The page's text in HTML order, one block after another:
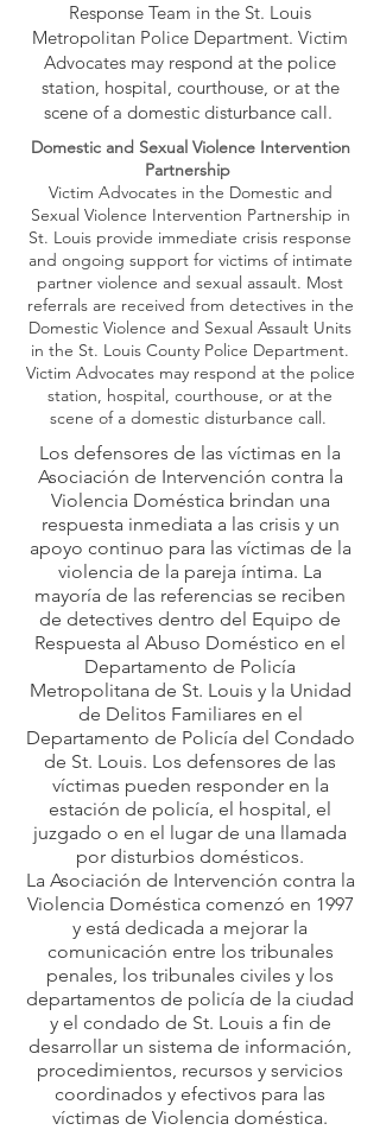
Response Team in the St. Louis
Metropolitan Police Department. Victim
Advocates may respond at the police
station, hospital, courthouse, or at the
scene of a domestic disturbance call.
Domestic and Sexual Violence Intervention
Partnership
Victim Advocates in the Domestic and
Sexual Violence Intervention Partnership in
St. Louis provide immediate crisis response
and ongoing support for victims of intimate
partner violence and sexual assault. Most
referrals are received from detectives in the
Domestic Violence and Sexual Assault Units
in the St. Louis County Police Department.
Victim Advocates may respond at the police
station, hospital, courthouse, or at the
scene of a domestic disturbance call.
Los defensores de las víctimas en la
Asociación de Intervención contra la
Violencia Doméstica brindan una
respuesta inmediata a las crisis y un
apoyo continuo para las víctimas de la
violencia de la pareja íntima. La
mayoría de las referencias se reciben
de detectives dentro del Equipo de
Respuesta al Abuso Doméstico en el
Departamento de Policía
Metropolitana de St. Louis y la Unidad
de Delitos Familiares en el
Departamento de Policía del Condado
de St. Louis. Los defensores de las
víctimas pueden responder en la
estación de policía, el hospital, el
juzgado o en el lugar de una llamada
por disturbios domésticos.
La Asociación de Intervención contra la
Violencia Doméstica comenzó en 1997
y está dedicada a mejorar la
comunicación entre los tribunales
penales, los tribunales civiles y los
departamentos de policía de la ciudad
y el condado de St. Louis a fin de
desarrollar un sistema de información,
procedimientos, recursos y servicios
coordinados y efectivos para las
víctimas de Violencia doméstica.